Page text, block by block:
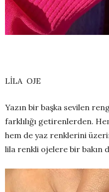
LİLA OJE
Yazın bir başka sevilen
farklılığı getirenlerden.
hem de yaz renklerini
lila renkli ojelere bir bakın